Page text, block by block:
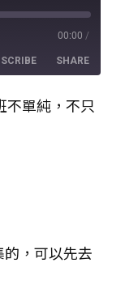
00:00 /
SHARE
不單純，不只
，可以先去